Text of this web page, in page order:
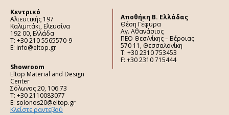
Κεντρικό
Αλιευτικής 197
Καλιμπάκι, Ελευσίνα
192 00, Ελλάδα
Τ: +30 210 5565570-9
E: info@eltop.gr
Showroom
Eltop Material and Design
Center
Σόλωνος 20, 106 73
Τ: +30 2110083077
E: solonos20@eltop.gr
Κλείστε ραντεβού
Aποθήκη Β. Ελλάδας
Θέση Γέφυρα
Αγ. Αθανάσιος
ΠΕΟ Θεσ/νίκης – Βέροιας
570 11, Θεσσαλονίκη
Τ: +30 2310 753453
F: +30 2310 715444